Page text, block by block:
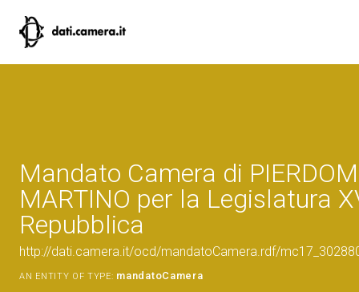
Mandato Camera di
MARTINO per la Legislatura
Repubblica
http://dati.camera.it/ocd/mandatoCamera.rdf/
AN ENTITY OF TYPE: mandatoCamera